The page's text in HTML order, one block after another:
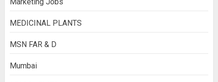
MEDICINAL PLANTS
MSN FAR & D
Mumbai